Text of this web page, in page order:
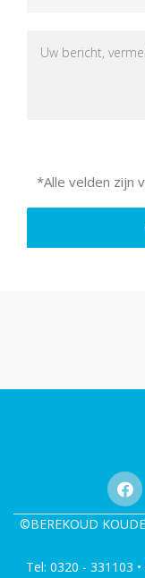
*Alle velden zijn
©BEREKOUD
Tel: 0320 - 331103